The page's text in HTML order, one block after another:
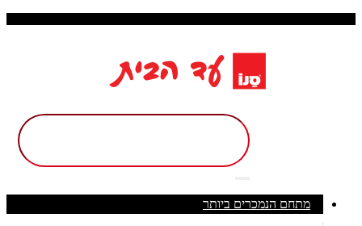
מתחם הנמכרים ביותר